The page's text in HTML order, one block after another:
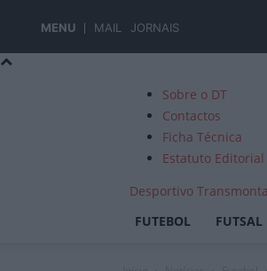
MENU MAIL JORNAIS
Sobre o DT
Contactos
Ficha Técnica
Estatuto Editorial
Desportivo
FUTEBOL
FUTSAL